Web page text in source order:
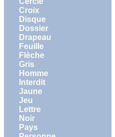
Croix
Disque
Dossier
Drapeau
Feuille
Flèche
Gris
Homme
Interdit
Jaune
Jeu
Lettre
Noir
Pays